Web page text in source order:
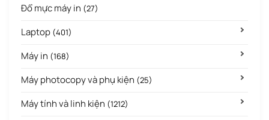
Đổ mực máy in (27)
Laptop (401)
Máy in (168)
Máy photocopy và phụ kiện (25)
Máy tính và linh kiện (1212)